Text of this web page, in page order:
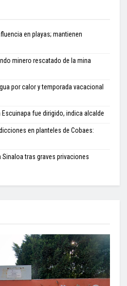
en playas; mantienen
minero rescatado de la mina
por calor y temporada vacacional
fue dirigido, indica alcalde
en planteles de Cobaes:
tras graves privaciones